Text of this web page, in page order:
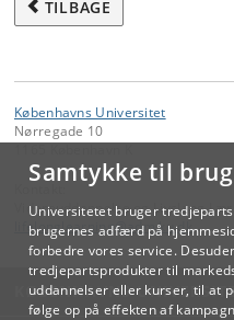
Samtykke til
Universitetet bruger
brugernes adfærd på
forbedre vores service.
tredjepartsprodukter til
uddannelser eller kurser, til at
følge op på effekten af
TILBAGE
Københavns Universitet
Nørregade 10
Videreuddannelse og Livslang
lifelonglearning@adm.ku.dk
KØBENHAVNS